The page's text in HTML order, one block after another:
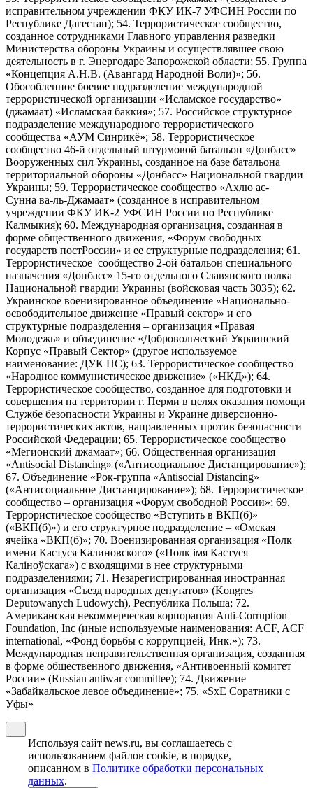
исправительном учреждении ФКУ ИК-7 УФСИН России по
Республике Дагестан); 54. Террористическое сообщество,
созданное сотрудниками Главного управления разведки
Министерства обороны Украины и осуществлявшее свою
деятельность в г. Энергодаре Запорожской области; 55. Группа
«Концепция А.Н.В. (Авангард Народной Воли)»; 56.
Обособленное боевое подразделение международной
террористической организации «Исламское государство»
(джамаат) «Исламская баккия»; 57. Российское структурное
подразделение международного террористического
сообщества «АУМ Синрикё»; 58. Террористическое
сообщество 46-й отдельный штурмовой батальон «Донбасс»
Вооруженных сил Украины, созданное на базе батальона
территориальной обороны «Донбасс» Национальной гвардии
Украины; 59. Террористическое сообщество «Ахлю ас-
Сунна ва-ль-Джамаат» (созданное в исправительном
учреждении ФКУ ИК-2 УФСИН России по Республике
Калмыкия); 60. Международная организация, созданная в
форме общественного движения, «Форум свободных
государств постРоссии» и ее структурные подразделения; 61.
Террористическое сообщество 2-ой батальон специального
назначения «Донбасс» 15-го отдельного Славянского полка
Национальной гвардии Украины (войсковая часть 3035); 62.
Украинское военизированное объединение «Национально-
освободительное движение «Правый сектор» и его
структурные подразделения – организация «Правая
Молодежь» и объединение «Добровольческий Украинский
Корпус «Правый Сектор» (другое используемое
наименование: ДУК ПС); 63. Террористическое сообщество
«Народное коммунистическое движение» («НКД»); 64.
Террористическое сообщество, созданное для подготовки и
совершения на территории г. Перми в целях оказания помощи
Службе безопасности Украины и Украине диверсионно-
террористических актов, направленных против безопасности
Российской Федерации; 65. Террористическое сообщество
«Мегионский джамаат»; 66. Общественная организация
«Antisocial Distancing» («Антисоциальное Дистанцирование»);
67. Объединение «Рок-группа «Antisocial Distancing»
(«Антисоциальное Дистанцирование»); 68. Террористическое
сообщество – организация «Форум свободной России»; 69.
Террористическое сообщество «Вступить в ВКП(б)»
(«ВКП(б)») и его структурное подразделение – «Омская
ячейка «ВКП(б)»; 70. Военизированная организация «Полк
имени Кастуся Калиновского» («Полк iмя Кастуся
Калiноўскага») с входящими в нее структурными
подразделениями; 71. Незарегистрированная иностранная
организация «Съезд народных депутатов» (Kongres
Deputowanych Ludowych), Республика Польша; 72.
Американская некоммерческая корпорация Anti-Corruption
Foundation, Inc (иные используемые наименования: ACF, ACF
international, «Фонд борьбы с коррупцией, Инк.»); 73.
Международная неправительственная организация, созданная
в форме общественного движения, «Антивоенный комитет
России» (Russian antiwar committee); 74. Движение
«Забайкальское левое объединение»; 75. «SxE Соратники с
Уфы»
Используя сайт news.ru, вы соглашаетесь с
использованием файлов cookie, в порядке,
описанном в Политике обработки персональных
данных.